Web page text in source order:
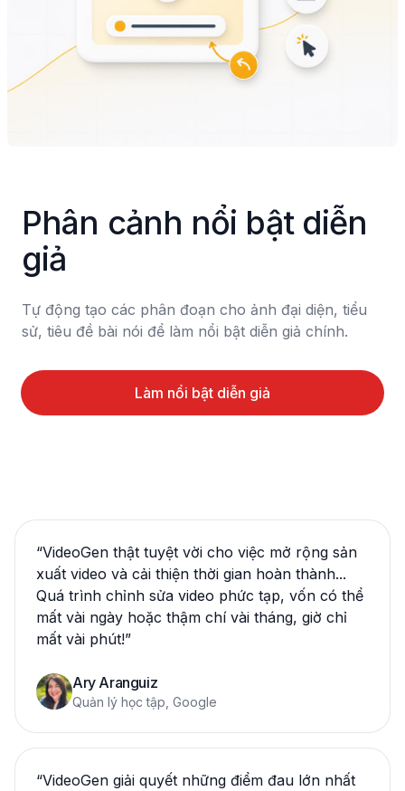
Phân cảnh nổi bật diễn
giả
Tự động tạo các phân đoạn cho ảnh đại diện, tiểu
sử, tiêu đề bài nói để làm nổi bật diễn giả chính.
Làm nổi bật diễn giả
“VideoGen thật tuyệt vời cho việc mở rộng sản
xuất video và cải thiện thời gian hoàn thành...
Quá trình chỉnh sửa video phức tạp, vốn có thể
mất vài ngày hoặc thậm chí vài tháng, giờ chỉ
mất vài phút!”
Ary Aranguiz
Quản lý học tập, Google
“VideoGen giải quyết những điểm đau lớn nhất